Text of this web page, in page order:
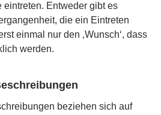
eintreten. Entweder gibt es
die ein Eintreten
einmal nur den ‚Wunsch‘, dass
werden.
beziehen sich auf